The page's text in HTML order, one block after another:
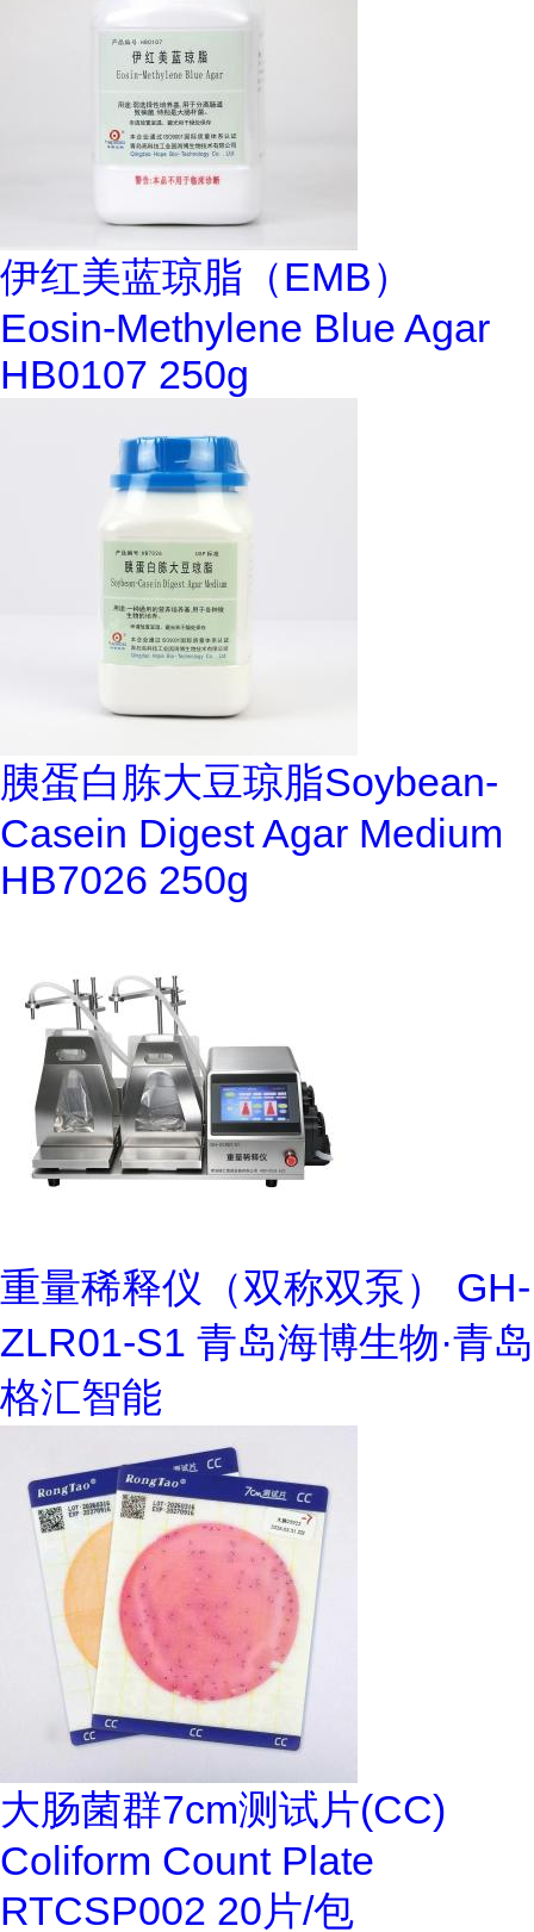
伊红美蓝琼脂（EMB）
Eosin-Methylene Blue Agar
HB0107 250g
胰蛋白胨大豆琼脂Soybean-
Casein Digest Agar Medium
HB7026 250g
重量稀释仪（双称双泵） GH-
ZLR01-S1 青岛海博生物·青岛
格汇智能
大肠菌群7cm测试片(CC)
Coliform Count Plate
RTCSP002 20片/包